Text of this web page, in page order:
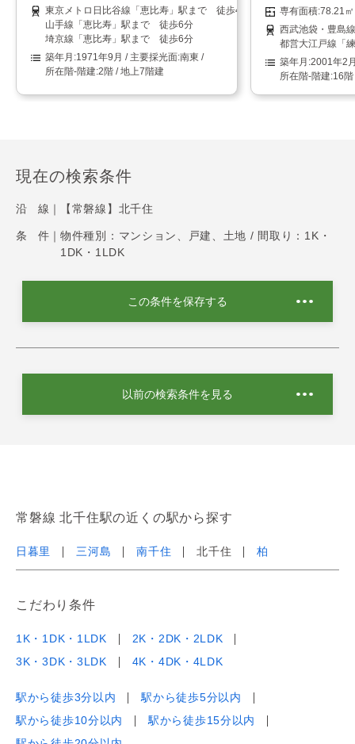
東京メトロ日比谷線「恵比寿」駅まで 徒歩4分
山手線「恵比寿」駅まで 徒歩6分
埼京線「恵比寿」駅まで 徒歩6分
1971年9月
南東
2階 / 地上7階建
78.21
西武池袋・豊島
都営大江戸線「
2001年2
16
現在の検索条件
沿 線｜ 【常磐線】北千住
条 件｜ 物件種別：マンション、戸建、土地 / 間取り：1K・
1DK・1LDK
この条件を保存する
以前の検索条件を見る
常磐線 北千住駅の近くの駅から探す
日暮里 三河島 南千住 北千住 柏
こだわり条件
1K・1DK・1LDK
2K・2DK・2LDK
3K・3DK・3LDK
4K・4DK・4LDK
駅から徒歩3分以内
駅から徒歩5分以内
駅から徒歩10分以内
駅から徒歩15分以内